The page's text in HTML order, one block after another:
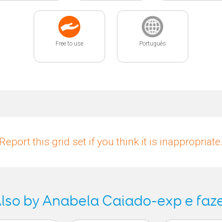
Free to use Português
this grid set if you think it is
by Anabela Caiado-exp e